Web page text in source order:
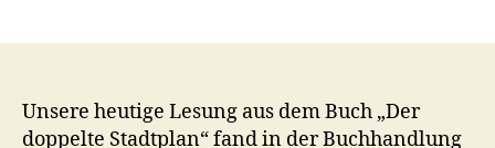
Unsere heutige Lesung aus dem Buch „Der
doppelte Stadtplan“ fand in der Buchhandlung